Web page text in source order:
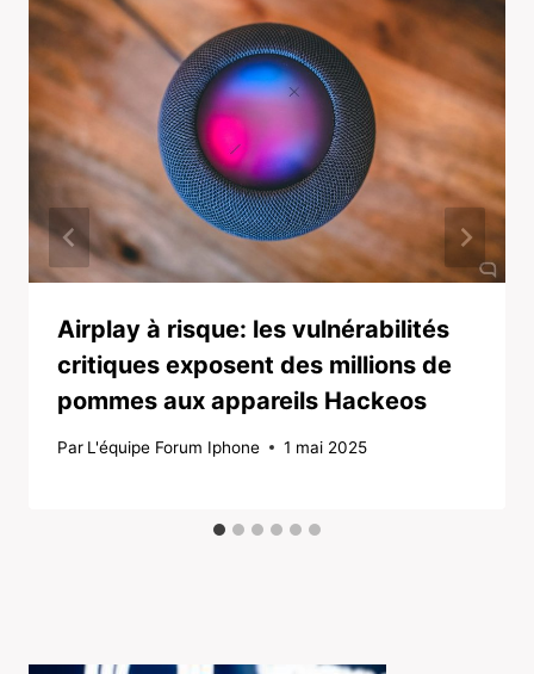
Airplay à risque: les vulnérabilités
critiques exposent des millions de
pommes aux appareils Hackeos
Par L'équipe Forum Iphone 1 mai 2025